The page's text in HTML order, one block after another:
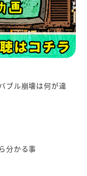
ブル崩壊は何が違
分かる事